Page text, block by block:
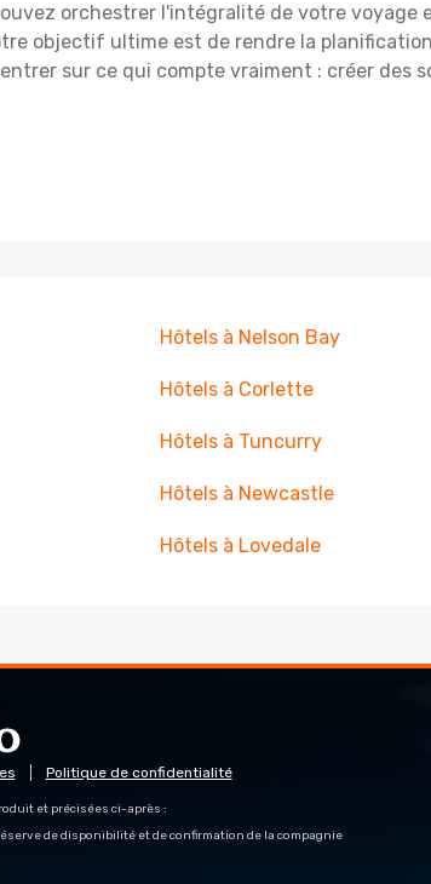
orchestrer l'intégralité de votre voyage
objectif ultime est de rendre la
sur ce qui compte vraiment : créer des
Hôtels à Nelson Bay
Hôtels à Corlette
Hôtels à Tuncurry
Hôtels à Newcastle
Hôtels à Lovedale
Politique de confidentialité
et précisées ci-après :
de disponibilité et de confirmation de la compagnie